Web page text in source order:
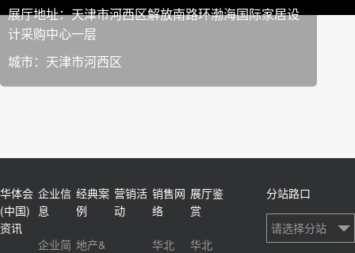
展厅地址：天津市河西区解放南路环渤海国际家居设
计采购中心一层
城市：天津市河西区
华体会
(中国)
资讯
企业信
息
企业简
经典案
例
地产&
营销活
动
销售网
络
华北
展厅鉴
赏
华北
分站路口
请选择分站